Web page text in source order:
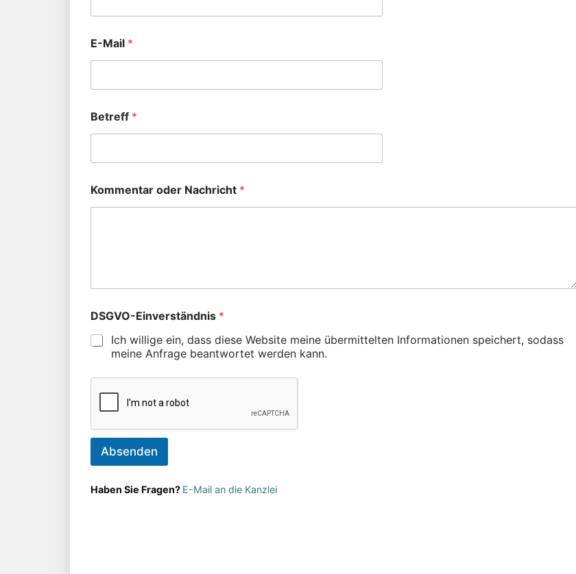
E-Mail *
Betreff *
Kommentar oder Nachricht *
DSGVO-Einverständnis *
Ich willige ein, dass diese Website meine übermittelten Informationen speichert, sodass
meine Anfrage beantwortet werden kann.
Absenden
Haben Sie Fragen? E-Mail an die Kanzlei